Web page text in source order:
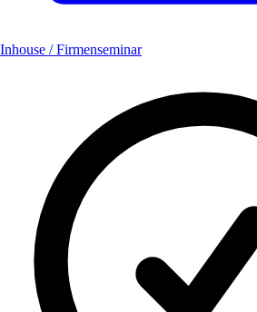
Inhouse / Firmenseminar